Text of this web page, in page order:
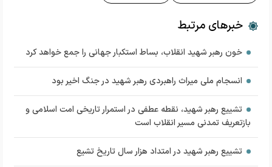
خبرهای مرتبط
خون رهبر شهید انقلاب، بساط استکبار جهانی را جمع خواهد کرد
انسجام ملی میراث راهبردی رهبر شهید در جنگ اخیر بود
تشییع رهبر شهید، نقطه عطفی در استمرار تاریخی امت اسلامی و
بازتعریف تمدنی مسیر انقلاب است
تشییع رهبر شهید در امتداد هزار سال تاریخ تشیع